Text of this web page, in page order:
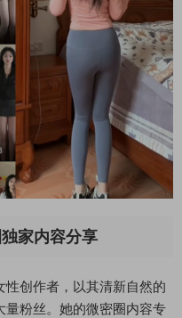
家内容分享
创作者，以其清新自然的
量粉丝。她的微密圈内容专